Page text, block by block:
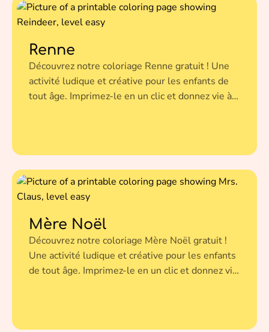
Renne
Découvrez notre coloriage Renne gratuit ! Une
activité ludique et créative pour les enfants de
tout âge. Imprimez-le en un clic et donnez vie à
Mère Noël
Découvrez notre coloriage Mère Noël gratuit !
Une activité ludique et créative pour les enfants
de tout âge. Imprimez-le en un clic et donnez vie